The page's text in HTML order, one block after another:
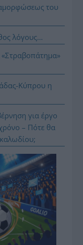
του
λόγους…
Κύπρου η
για έργο
– Πότε θα